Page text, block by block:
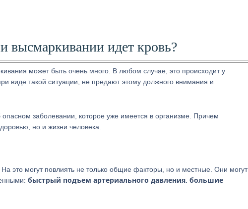
высмаркивании идет кровь?
может быть очень много. В любом случае, это происходит у
виде такой ситуации, не предают этому должного внимания и
заболевании, которое уже имеется в организме. Причем
но и жизни человека.
это могут повлиять не только общие факторы, но и местные. Они могут
быстрый подъем артериального давления, большие